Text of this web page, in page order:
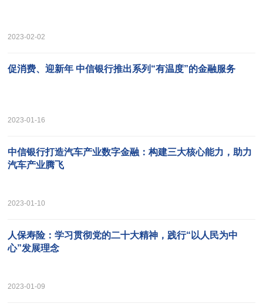
2023-02-02
促消费、迎新年 中信银行推出系列“有温度”的金融服务
2023-01-16
中信银行打造汽车产业数字金融：构建三大核心能力，助力
汽车产业腾飞
2023-01-10
人保寿险：学习贯彻党的二十大精神，践行“以人民为中
心”发展理念
2023-01-09